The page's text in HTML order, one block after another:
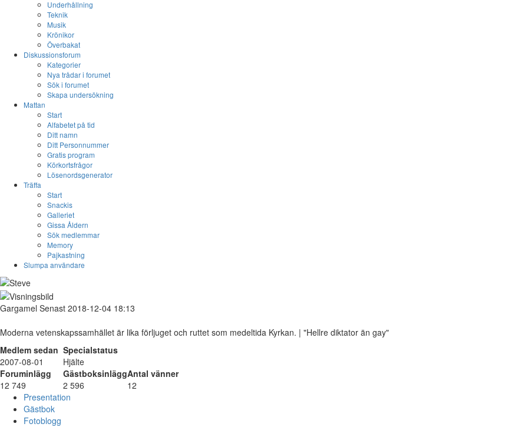
Underhållning
Teknik
Musik
Krönikor
Överbakat
Diskussionsforum
Kategorier
Nya trådar i forumet
Sök i forumet
Skapa undersökning
Mattan
Start
Alfabetet på tid
Ditt namn
Ditt Personnummer
Gratis program
Körkortsfrågor
Lösenordsgenerator
Träffa
Start
Snackis
Galleriet
Gissa Åldern
Sök medlemmar
Memory
Pajkastning
Slumpa användare
Gargamel Senast 2018-12-04 18:13
Moderna vetenskapssamhället är lika förljuget och ruttet som medeltida Kyrkan. | "Hellre diktator än gay"
Medlem sedan Specialstatus
2007-08-01
Hjälte
Foruminlägg
GästboksinläggAntal vänner
12 749
2 596
12
Presentation
Gästbok
Fotoblogg